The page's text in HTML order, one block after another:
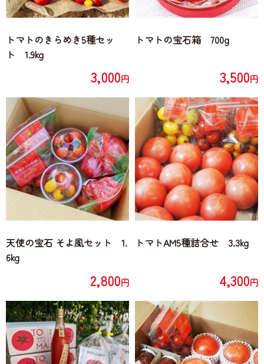
トマトのきらめき5種セッ
ト 1.9kg
3,000円
トマトの宝石箱 700g
3,500円
天使の宝石 そよ風セット 1.
6kg
2,800円
トマトAM5種詰合せ 3.3kg
4,300円